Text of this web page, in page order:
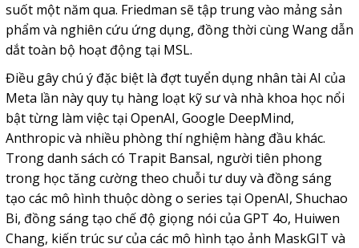
suốt một năm qua. Friedman sẽ tập trung vào mảng sản
phẩm và nghiên cứu ứng dụng, đồng thời cùng Wang dẫn
dắt toàn bộ hoạt động tại MSL.
Điều gây chú ý đặc biệt là đợt tuyển dụng nhân tài AI của
Meta lần này quy tụ hàng loạt kỹ sư và nhà khoa học nổi
bật từng làm việc tại OpenAI, Google DeepMind,
Anthropic và nhiều phòng thí nghiệm hàng đầu khác.
Trong danh sách có Trapit Bansal, người tiên phong
trong học tăng cường theo chuỗi tư duy và đồng sáng
tạo các mô hình thuộc dòng o series tại OpenAI, Shuchao
Bi, đồng sáng tạo chế độ giọng nói của GPT 4o, Huiwen
Chang, kiến trúc sư của các mô hình tạo ảnh MaskGIT và